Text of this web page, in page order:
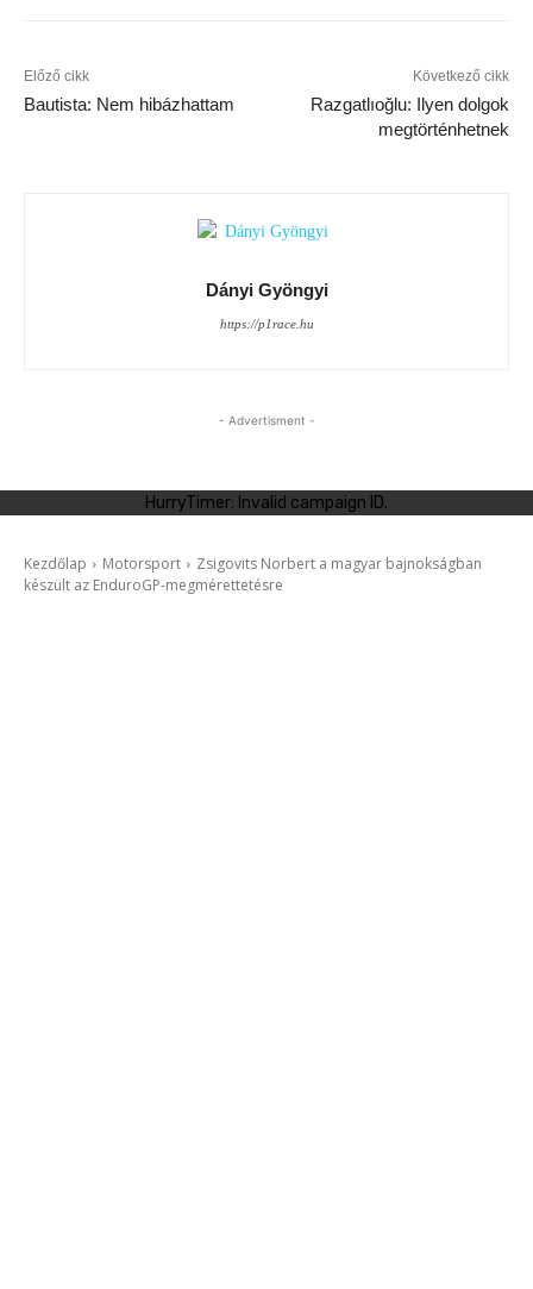
Előző cikk
Bautista: Nem hibázhattam
Következő cikk
Razgatlıoğlu: Ilyen dolgok
megtörténhetnek
Dányi Gyöngyi
https://p1race.hu
- Advertisment -